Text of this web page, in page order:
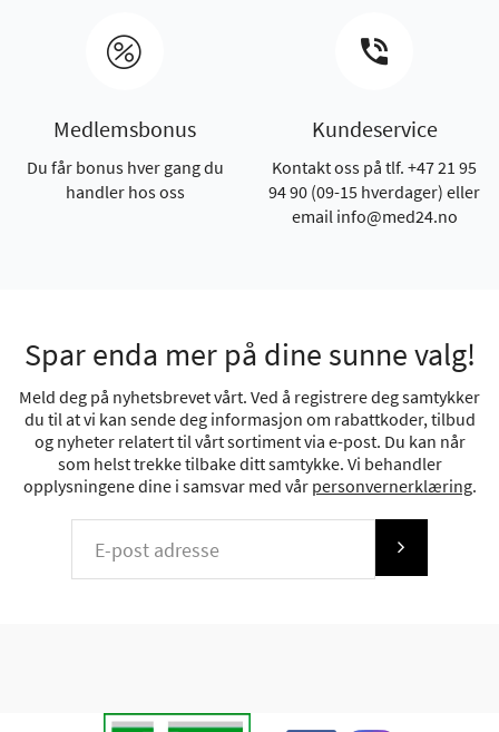
Medlemsbonus
Du får bonus hver gang du
handler hos oss
Kundeservice
Kontakt oss på tlf. +47 21 95
94 90 (09-15 hverdager) eller
email info@med24.no
Spar enda mer på dine sunne valg!
Meld deg på nyhetsbrevet vårt. Ved å registrere deg samtykker
du til at vi kan sende deg informasjon om rabattkoder, tilbud
og nyheter relatert til vårt sortiment via e-post. Du kan når
som helst trekke tilbake ditt samtykke. Vi behandler
opplysningene dine i samsvar med vår personvernerklæring.